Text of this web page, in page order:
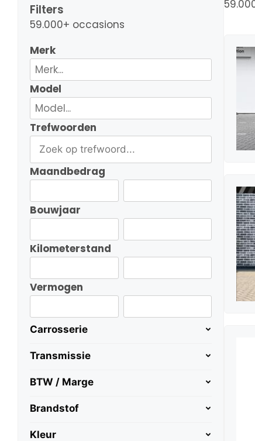
Filters
59.000+ occasions
Merk
Model
Trefwoorden
Maandbedrag
Bouwjaar
Kilometerstand
Vermogen
Carrosserie
Transmissie
BTW / Marge
Brandstof
Kleur